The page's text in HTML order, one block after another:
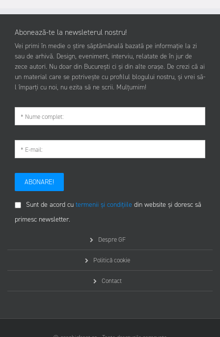
Abonează-te la newsleterul nostru!
Vei primi în medie o știre săptămânală bazată pe informație la zi
sau de arhivă. Design, eveniment, interviu, relatate de în jur de
zece autori. Nu doar din București ci și din alte orașe. De crezi că ai
un material care se potrivește cu profilul blogului nostru, și vrei să-
l împarți cu noi, nu ezita să ne scrii. Mulțumim!
ABONARE!
Sunt de acord cu termenii și condițiile din website și doresc să
primesc newsletter.
Despre GF
Politică cookie
Contact